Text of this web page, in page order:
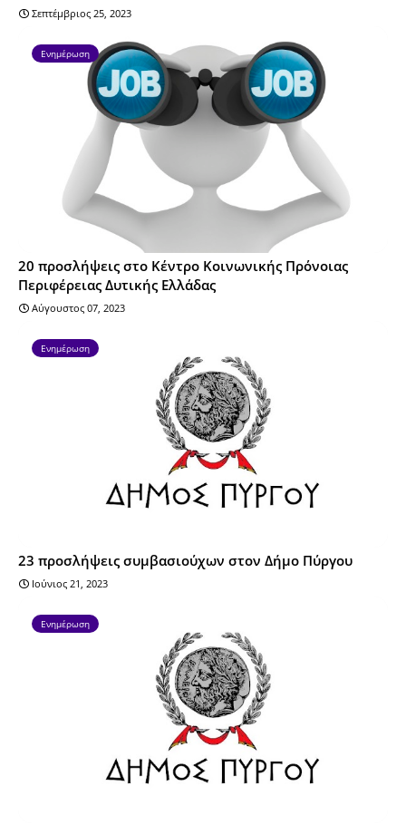
Σεπτέμβριος 25, 2023
Ενημέρωση
20 προσλήψεις στο Κέντρο Κοινωνικής Πρόνοιας
Περιφέρειας Δυτικής Ελλάδας
Αύγουστος 07, 2023
Ενημέρωση
23 προσλήψεις συμβασιούχων στον Δήμο Πύργου
Ιούνιος 21, 2023
Ενημέρωση